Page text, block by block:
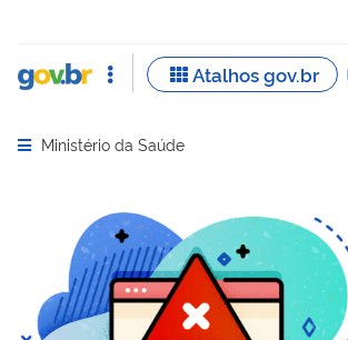
Abrir menu principal de navegação
Ministério da Saúde